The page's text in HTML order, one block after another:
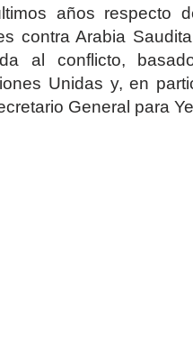
años respecto
contra Arabia
al conflicto,
Unidas y, en
General para